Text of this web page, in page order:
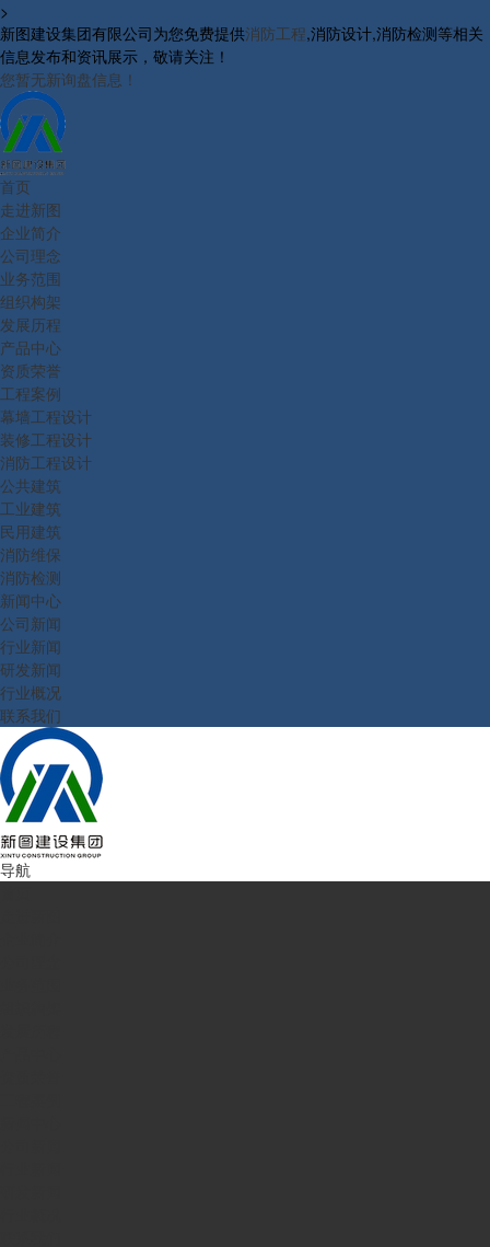
>
新图建设集团有限公司为您免费提供消防工程,消防设计,消防检测等相关
信息发布和资讯展示，敬请关注！
您暂无新询盘信息！
首页
走进新图
企业简介
公司理念
业务范围
组织构架
发展历程
产品中心
资质荣誉
工程案例
幕墙工程设计
装修工程设计
消防工程设计
公共建筑
工业建筑
民用建筑
消防维保
消防检测
新闻中心
公司新闻
行业新闻
研发新闻
行业概况
联系我们
导航